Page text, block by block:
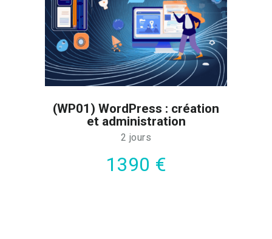
(WP01) WordPress : création
et administration
2 jours
1390 €